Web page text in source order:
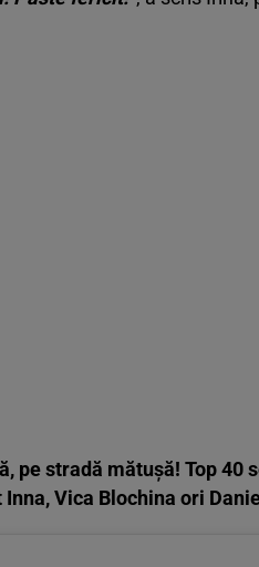
pe stradă mătușă! Top 40
Vica Blochina ori